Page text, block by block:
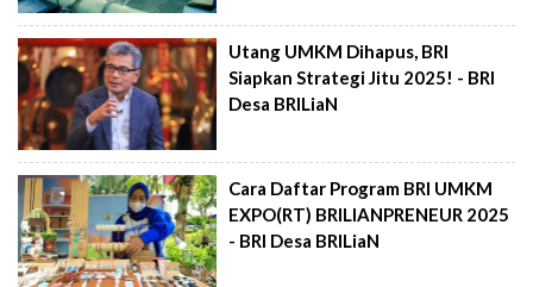
Utang UMKM Dihapus, BRI
Siapkan Strategi Jitu 2025! - BRI
Desa BRILiaN
Cara Daftar Program BRI UMKM
EXPO(RT) BRILIANPRENEUR 2025
- BRI Desa BRILiaN